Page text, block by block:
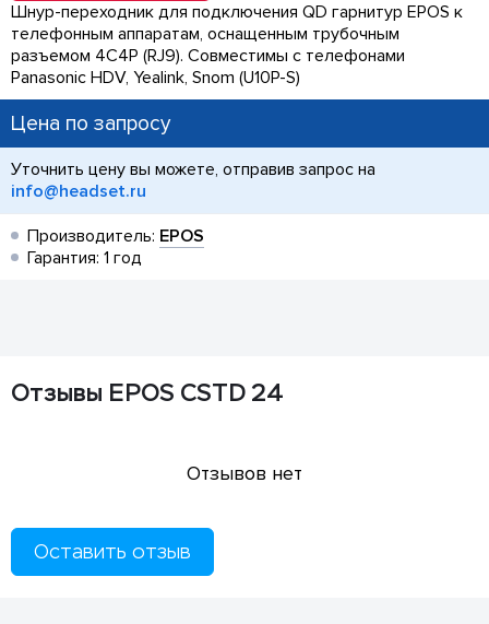
Шнур-переходник для подключения QD гарнитур EPOS к
телефонным аппаратам, оснащенным трубочным
разъемом 4C4P (RJ9). Совместимы с телефонами
Panasonic HDV, Yealink, Snom (U10P-S)
Цена по запросу
Уточнить цену вы можете, отправив запрос на
info@headset.ru
Производитель: EPOS
Гарантия: 1 год
Отзывы EPOS CSTD 24
Отзывов нет
Оставить отзыв